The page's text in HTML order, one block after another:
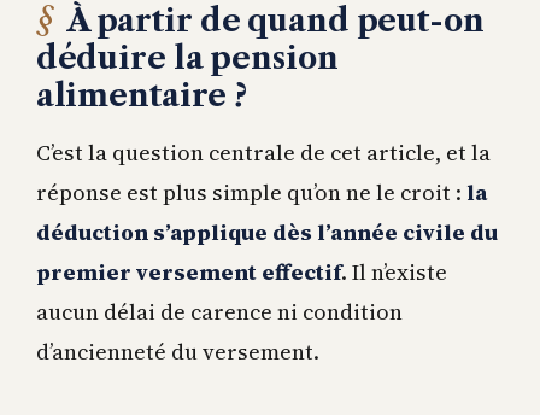
À partir de quand peut-on
déduire la pension
alimentaire ?
C’est la question centrale de cet article, et la
réponse est plus simple qu’on ne le croit : la
déduction s’applique dès l’année civile du
premier versement effectif. Il n’existe
aucun délai de carence ni condition
d’ancienneté du versement.